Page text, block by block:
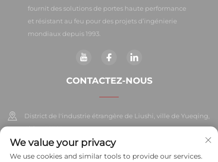
fournit des solutions de portes haute performance
et résistant au feu pour des projets d’ingénierie
mondiaux depuis 1993.
CONTACTEZ-NOUS
District de l'industrie étrangère de Liushi, ville de Yueqing,
Chine 325604
+86-577-57572007
We value your privacy
We use cookies and similar tools to provide our services.